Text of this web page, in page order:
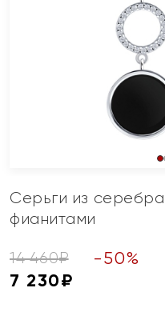
Серьги из
фианитами
14 460₽ -50%
7 230₽